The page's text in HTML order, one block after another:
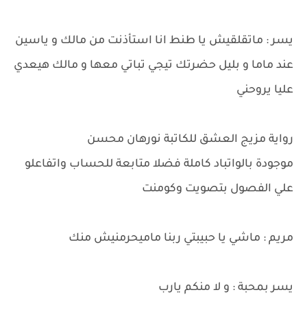
يسر : ماتقلقيش يا طنط انا استأذنت من مالك و ياسين
عند ماما و بليل حضرتك تيجي تباتي معها و مالك هيعدي
عليا يروحني
رواية مزيج العشق للكاتبة نورهان محسن
موجودة بالواتباد كاملة فضلا متابعة للحساب واتفاعلو
علي الفصول بتصويت وكومنت
مريم : ماشي يا حبيبتي ربنا ماميحرمنيش منك
يسر بمحبة : و لا منكم يارب